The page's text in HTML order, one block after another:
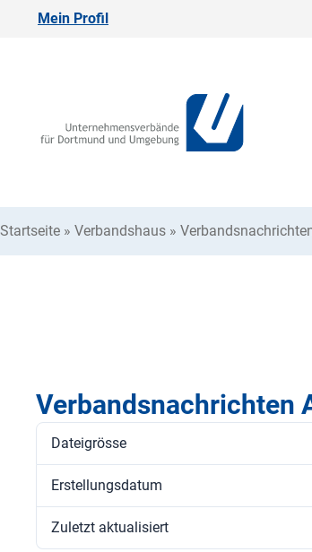
Mein Profil
Startseite » Verbandshaus »
Verbandsnachrichten
Dateigrösse
Erstellungsdatum
Zuletzt aktualisiert